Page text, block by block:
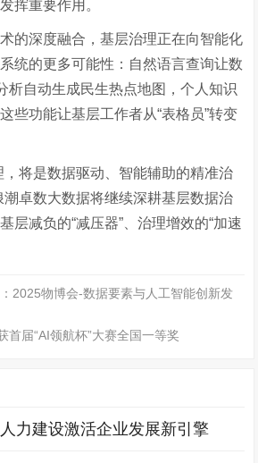
挥重要作用。
的深度融合，基层治理正在向智能化
统的更多可能性：自然语言查询让数
析自动生成民生热点地图，个人知识
这些功能让基层工作者从“表格员”转变
，将是数据驱动、智能辅助的精准治
潮卓数大数据将继续深耕基层数据治
层减负的“减压器” 、治理增效的“加速
2025物博会-数据要素与人工智能创新发
首届“AI领航杯”大赛全国一等奖
力建设激活企业发展新引擎